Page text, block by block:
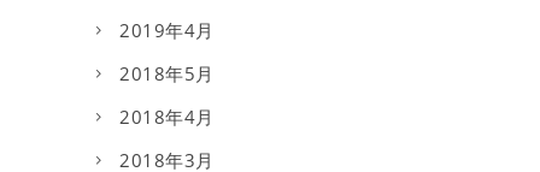
2019年4月
2018年5月
2018年4月
2018年3月